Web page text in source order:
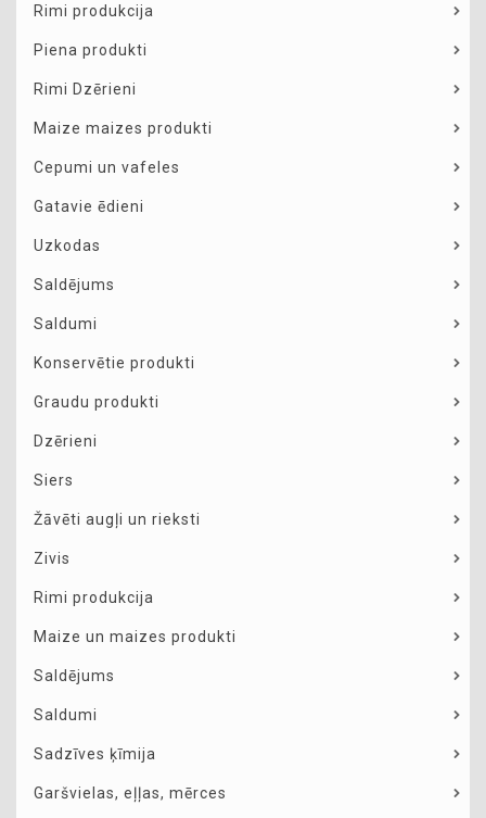
Rimi produkcija
Piena produkti
Rimi Dzērieni
Maize maizes produkti
Cepumi un vafeles
Gatavie ēdieni
Uzkodas
Saldējums
Saldumi
Konservētie produkti
Graudu produkti
Dzērieni
Siers
Žāvēti augļi un rieksti
Zivis
Rimi produkcija
Maize un maizes produkti
Saldējums
Saldumi
Sadzīves ķīmija
Garšvielas, eļļas, mērces